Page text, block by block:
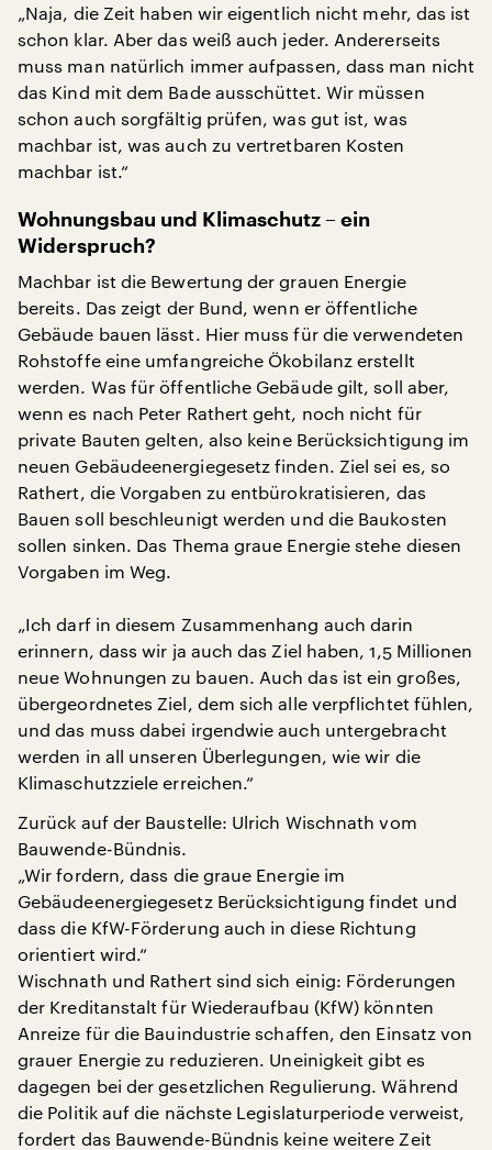
„Naja, die Zeit haben wir eigentlich nicht mehr, das ist
schon klar. Aber das weiß auch jeder. Andererseits
muss man natürlich immer aufpassen, dass man nicht
das Kind mit dem Bade ausschüttet. Wir müssen
schon auch sorgfältig prüfen, was gut ist, was
machbar ist, was auch zu vertretbaren Kosten
machbar ist.“
Wohnungsbau und Klimaschutz – ein
Widerspruch?
Machbar ist die Bewertung der grauen Energie
bereits. Das zeigt der Bund, wenn er öffentliche
Gebäude bauen lässt. Hier muss für die verwendeten
Rohstoffe eine umfangreiche Ökobilanz erstellt
werden. Was für öffentliche Gebäude gilt, soll aber,
wenn es nach Peter Rathert geht, noch nicht für
private Bauten gelten, also keine Berücksichtigung im
neuen Gebäudeenergiegesetz finden. Ziel sei es, so
Rathert, die Vorgaben zu entbürokratisieren, das
Bauen soll beschleunigt werden und die Baukosten
sollen sinken. Das Thema graue Energie stehe diesen
Vorgaben im Weg.
„Ich darf in diesem Zusammenhang auch darin
erinnern, dass wir ja auch das Ziel haben, 1,5 Millionen
neue Wohnungen zu bauen. Auch das ist ein großes,
übergeordnetes Ziel, dem sich alle verpflichtet fühlen,
und das muss dabei irgendwie auch untergebracht
werden in all unseren Überlegungen, wie wir die
Klimaschutzziele erreichen.“
Zurück auf der Baustelle: Ulrich Wischnath vom
Bauwende-Bündnis.
„Wir fordern, dass die graue Energie im
Gebäudeenergiegesetz Berücksichtigung findet und
dass die KfW-Förderung auch in diese Richtung
orientiert wird.“
Wischnath und Rathert sind sich einig: Förderungen
der Kreditanstalt für Wiederaufbau (KfW) könnten
Anreize für die Bauindustrie schaffen, den Einsatz von
grauer Energie zu reduzieren. Uneinigkeit gibt es
dagegen bei der gesetzlichen Regulierung. Während
die Politik auf die nächste Legislaturperiode verweist,
fordert das Bauwende-Bündnis keine weitere Zeit